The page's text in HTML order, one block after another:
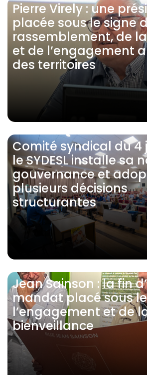
Pierre Virely : une
placée sous le signe
rassemblement, de
et de l’engagement
des territoires
Comité syndical du 4
le SYDESL installe sa
gouvernance et
plusieurs décisions
structurantes
Jean Sainson : la fin
mandat placé sous
l’engagement et de
bienveillance